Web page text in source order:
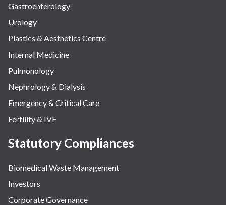
Gastroenterology
Urology
Plastics & Aesthetics Centre
Internal Medicine
Pulmonology
Nephrology & Dialysis
Emergency & Critical Care
Fertility & IVF
Statutory Compliances
Biomedical Waste Management
Investors
Corporate Governance